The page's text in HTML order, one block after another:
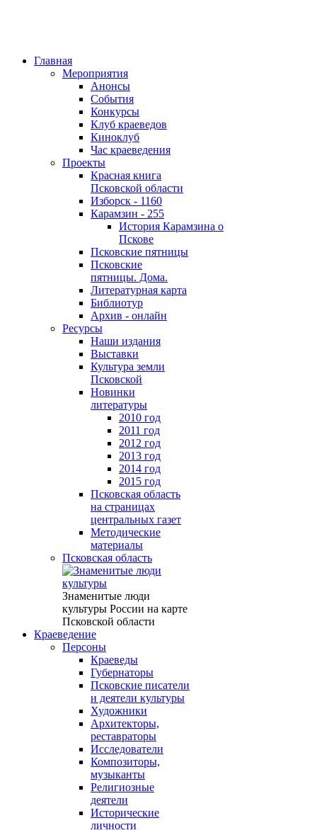
Главная
Мероприятия
Анонсы
События
Конкурсы
Клуб краеведов
Киноклуб
Час краеведения
Проекты
Красная книга
Псковской области
Изборск - 1160
Карамзин - 255
История Карамзина о
Пскове
Псковские пятницы
Псковские
пятницы. Дома.
Литературная карта
Библиотур
Архив - онлайн
Ресурсы
Наши издания
Выставки
Культура земли
Псковской
Новинки
литературы
2010 год
2011 год
2012 год
2013 год
2014 год
2015 год
Псковская область
на страницах
центральных газет
Методические
материалы
Псковская область
Знаменитые люди
культуры России на карте
Псковской области
Краеведение
Персоны
Краеведы
Губернаторы
Псковские писатели
и деятели культуры
Художники
Архитекторы,
реставраторы
Исследователи
Композиторы,
музыканты
Религиозные
деятели
Исторические
личности